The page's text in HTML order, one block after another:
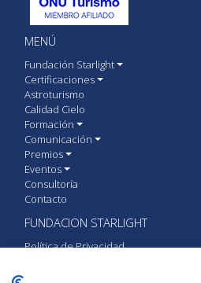
MENÚ
Fundación Starlight
Certificaciones
Astroturismo
Calidad Cielo
Formación
Comunicación
Premios
Eventos
Consultoría
Contacto
FUNDACION STARLIGHT
Política de Privacidad